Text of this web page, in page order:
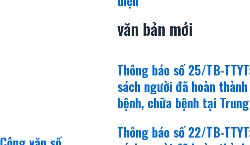
văn bản mới
Thông báo số 25/TB-
sách người đã hoàn
bệnh, chữa bệnh tại
Thông báo số 22/TB-